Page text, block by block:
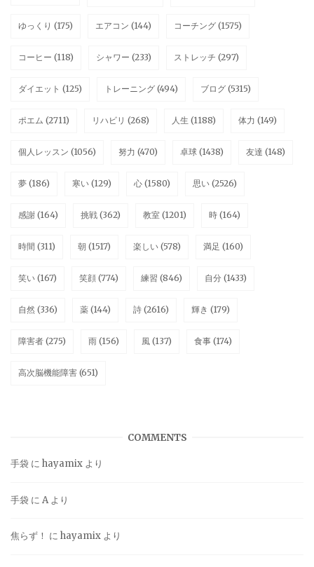
ゆっくり (175) エアコン (144) コーチング (1575)
コーヒー (118) シャワー (233) ストレッチ (297)
ダイエット (125) トレーニング (494) ブログ (5315)
ポエム (2711) リハビリ (268) 人生 (1188) 体力 (149)
個人レッスン (1056) 努力 (470) 卓球 (1438) 友達 (148)
夢 (186) 寒い (129) 心 (1580) 思い (2526)
感謝 (164) 挑戦 (362) 教室 (1201) 時 (164)
時間 (311) 朝 (1517) 楽しい (578) 満足 (160)
笑い (167) 笑顔 (774) 練習 (846) 自分 (1433)
自然 (336) 薬 (144) 詩 (2616) 輝き (179)
障害者 (275) 雨 (156) 風 (137) 食事 (174)
高次脳機能障害 (651)
COMMENTS
手袋 に hayamix より
手袋 に Aより
焦らず！ に hayamix より